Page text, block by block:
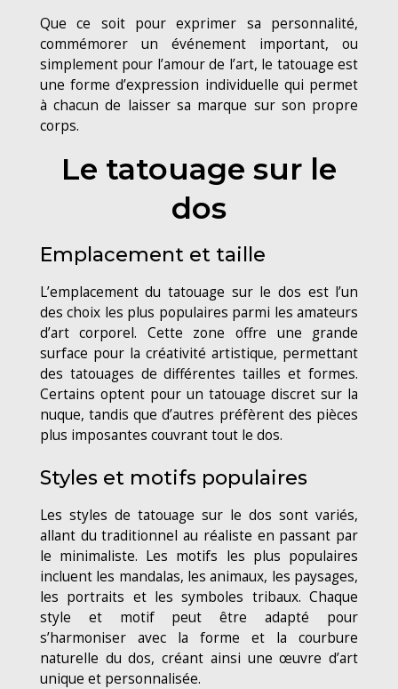
Que ce soit pour exprimer sa personnalité,
commémorer un événement important, ou
simplement pour l’amour de l’art, le tatouage est
une forme d’expression individuelle qui permet
à chacun de laisser sa marque sur son propre
corps.
Le tatouage sur le
dos
Emplacement et taille
L’emplacement du tatouage sur le dos est l’un
des choix les plus populaires parmi les amateurs
d’art corporel. Cette zone offre une grande
surface pour la créativité artistique, permettant
des tatouages de différentes tailles et formes.
Certains optent pour un tatouage discret sur la
nuque, tandis que d’autres préfèrent des pièces
plus imposantes couvrant tout le dos.
Styles et motifs populaires
Les styles de tatouage sur le dos sont variés,
allant du traditionnel au réaliste en passant par
le minimaliste. Les motifs les plus populaires
incluent les mandalas, les animaux, les paysages,
les portraits et les symboles tribaux. Chaque
style et motif peut être adapté pour
s’harmoniser avec la forme et la courbure
naturelle du dos, créant ainsi une œuvre d’art
unique et personnalisée.